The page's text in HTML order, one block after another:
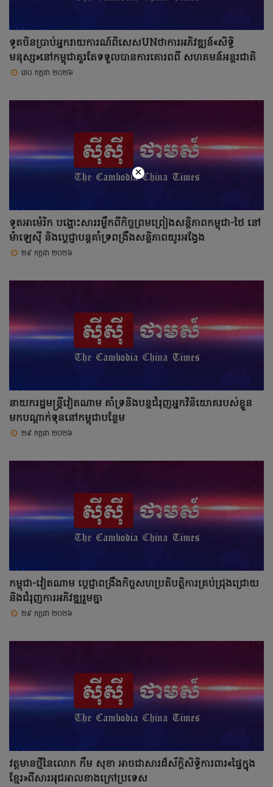
ទូតចិនប្រាប់អ្នករាយការណ៍ពិសេសUNថាការអភិវឌ្ឍន៍«សិទ្ធិ
មនុស្ស»នៅកម្ពុជាគួរតែទទួលបានការគោរពពី សហគមន៍អន្តរជាតិ
៣០ កក្កដា ២០២៦
ទូតអាម៉េរិក បង្ហោះសាររម្លឹកពីកិច្ចព្រមព្រៀងសន្តិភាពកម្ពុជា-ថៃ នៅ
ម៉ាឡេស៊ី និងប្តេជ្ញាបន្តគាំទ្រពង្រឹងសន្តិភាពយូរអង្វែង
២៩ កក្កដា ២០២៦
នាយករដ្ឋមន្ត្រីវៀតណាម គាំទ្រនិងបន្តជំរុញអ្នកវិនិយោគរបស់ខ្លួន
មកបណ្តាក់ទុននៅកម្ពុជាបន្ថែម
២៩ កក្កដា ២០២៦
កម្ពុជា-វៀតណាម ប្តេជ្ញាពង្រឹងកិច្ចសហប្រតិបត្តិការគ្រប់ជ្រុងជ្រោយ
និងជំរុញការអភិវឌ្ឍរួមគ្នា
២៩ កក្កដា ២០២៦
វត្តមានថ្មីនៃលោក កឹម សុខា អាចជាសារដ៏ស័ក្តិសិទ្ធិការពារ«ផ្ទៃក្នុង
ខ្មែរ»ពីសារអុជអាលខាងក្រៅប្រទេស
×